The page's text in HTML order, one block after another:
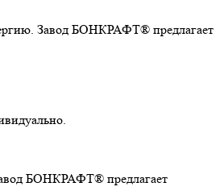
Завод БОНКРАФТ® предлагает
БОНКРАФТ® предлагает